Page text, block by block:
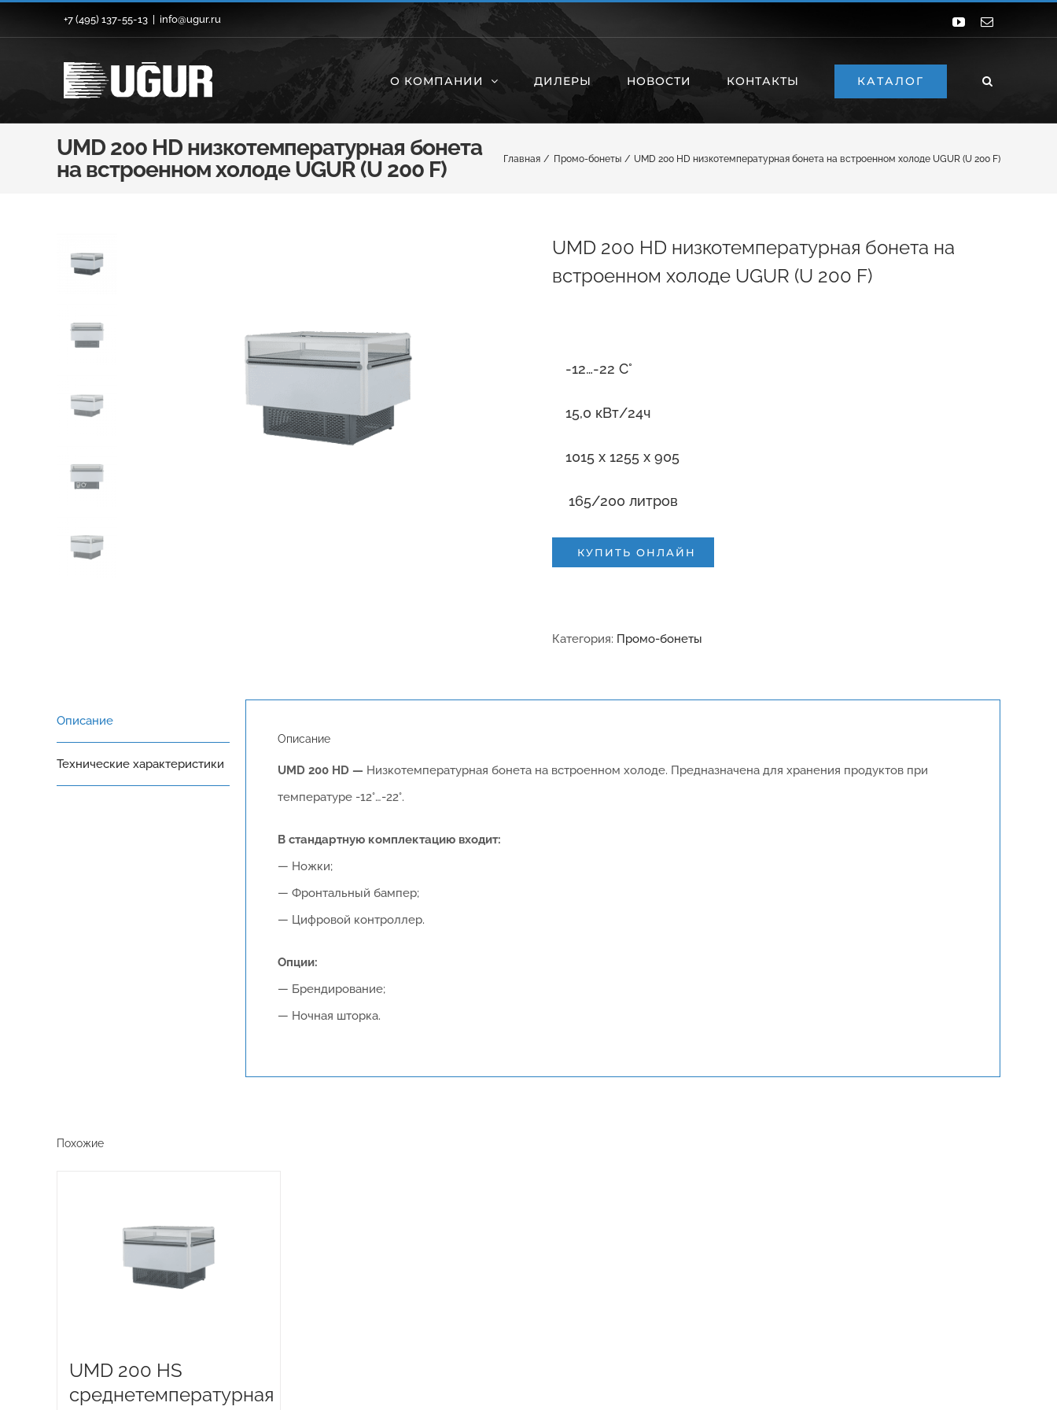
to
+7 (495) 137-55-13 info@ugur.ru YouTubeEmail
О КОМПАНИИ ДИЛЕРЫ НОВОСТИ КОНТАКТЫ КАТАЛОГ
UMD 200 HD низкотемпературная бонета
на встроенном холоде UGUR (U 200 F)
Главная Промо-бонеты UMD 200 HD низкотемпературная бонета на встроенном холоде UGUR (U 200 F)
UMD 200 HD низкотемпературная бонета на
встроенном холоде UGUR (U 200 F)
-12…-22 С°
15,0 кВт/24ч
1015 x 1255 x 905
165/200 литров
КУПИТЬ ОНЛАЙН
Категория: Промо-бонеты
Описание
Технические характеристики
Описание
UMD 200 HD — Низкотемпературная бонета на встроенном холоде. Предназначена для хранения продуктов при
температуре -12°…-22°.
В стандартную комплектацию входит:
— Ножки;
— Фронтальный бампер;
— Цифровой контроллер.
Опции:
— Брендирование;
— Ночная шторка.
Похожие
UMD 200 HS
среднетемпературная